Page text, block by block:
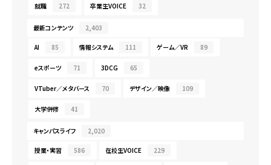
就職 272 卒業生VOICE 32
最新コンテンツ 2,403
AI 85 情報システム 111 ゲーム／VR 89
eスポーツ 71 3DCG 65
VTuber／メタバース 70 デザイン／映像 109
大学併修 41
キャンパスライフ 2,020
授業・実習 586 在校生VOICE 229